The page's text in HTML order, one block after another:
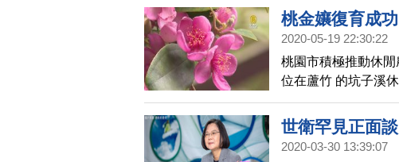
桃金孃復育成
2020-05-19 22:30:22
桃園市積極推動休
位在蘆竹 的坑子溪
金孃等特色農產，
孃」作為形象花卉
世衛罕見正面
2020-03-30 13:39:07